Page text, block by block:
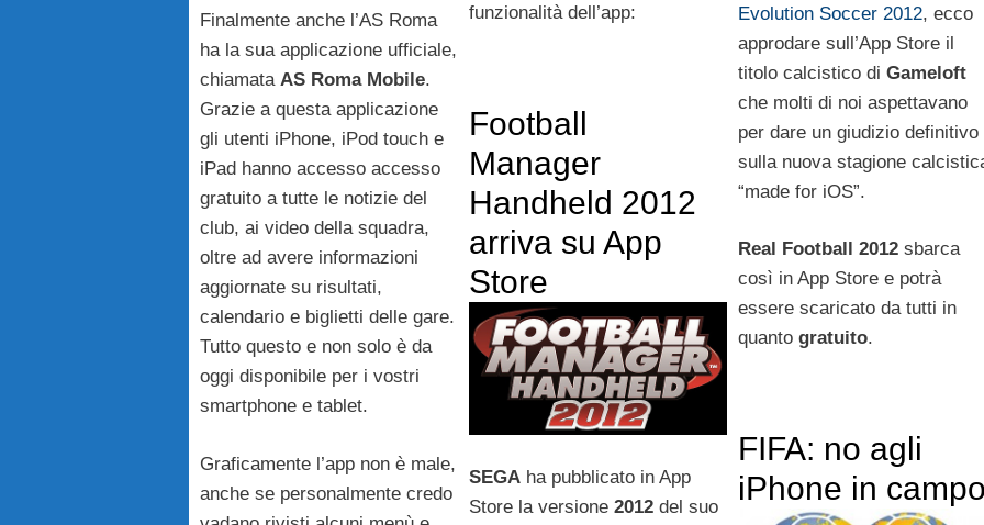
Finalmente anche l’AS Roma
ha la sua applicazione ufficiale,
chiamata AS Roma Mobile.
Grazie a questa applicazione
gli utenti iPhone, iPod touch e
iPad hanno accesso accesso
gratuito a tutte le notizie del
club, ai video della squadra,
oltre ad avere informazioni
aggiornate su risultati,
calendario e biglietti delle gare.
Tutto questo e non solo è da
oggi disponibile per i vostri
smartphone e tablet.
Graficamente l’app non è male,
anche se personalmente credo
funzionalità dell’app:
Evolution Soccer 2012, ecco
approdare sull’App Store il
titolo calcistico di Gameloft
che molti di noi aspettavano
per dare un giudizio definitivo
sulla nuova stagione
“made for iOS”.
Real Football 2012sbarca
così in App Store e potrà
essere scaricato da tutti in
quanto gratuito.
Football
Manager
Handheld 2012
arriva su App
Store
SEGAha pubblicato in App
Store la versione 2012del suo
FIFA: no agli
iPhone in